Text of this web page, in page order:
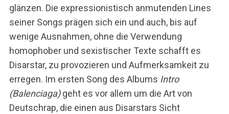
glänzen. Die expressionistisch anmutenden Lines
seiner Songs prägen sich ein und auch, bis auf
wenige Ausnahmen, ohne die Verwendung
homophober und sexistischer Texte schafft es
Disarstar, zu provozieren und Aufmerksamkeit zu
erregen. Im ersten Song des Albums Intro
(Balenciaga)geht es vor allem um die Art von
Deutschrap, die einen aus Disarstars Sicht